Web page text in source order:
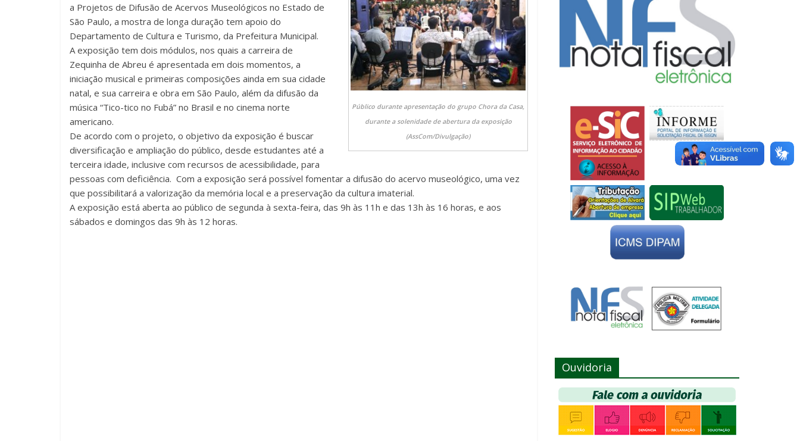
Público durante apresentação do grupo Chora da Casa,
durante a solenidade de abertura da exposição
(AssCom/Divulgação)
a Projetos de Difusão de Acervos Museológicos no Estado de
São Paulo, a mostra de longa duração tem apoio do
Departamento de Cultura e Turismo, da Prefeitura Municipal.
A exposição tem dois módulos, nos quais a carreira de
Zequinha de Abreu é apresentada em dois momentos, a
iniciação musical e primeiras composições ainda em sua cidade
natal, e sua carreira e obra em São Paulo, além da difusão da
música “Tico-tico no Fubá” no Brasil e no cinema norte
americano.
De acordo com o projeto, o objetivo da exposição é buscar
diversificação e ampliação do público, desde estudantes até a
terceira idade, inclusive com recursos de acessibilidade, para
pessoas com deficiência. Com a exposição será possível fomentar a difusão do acervo museológico, uma vez
que possibilitará a valorização da memória local e a preservação da cultura imaterial.
A exposição está aberta ao público de segunda à sexta-feira, das 9h às 11h e das 13h às 16 horas, e aos
sábados e domingos das 9h às 12 horas.
Ouvidoria